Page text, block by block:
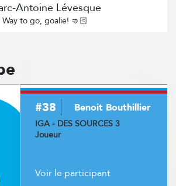
Antoine Lévesque
Way to go, goalie! 🤜🏻
#38 Benoit Bouthillier
IGA - DES SOURCES 3
Joueur
Voir le participant